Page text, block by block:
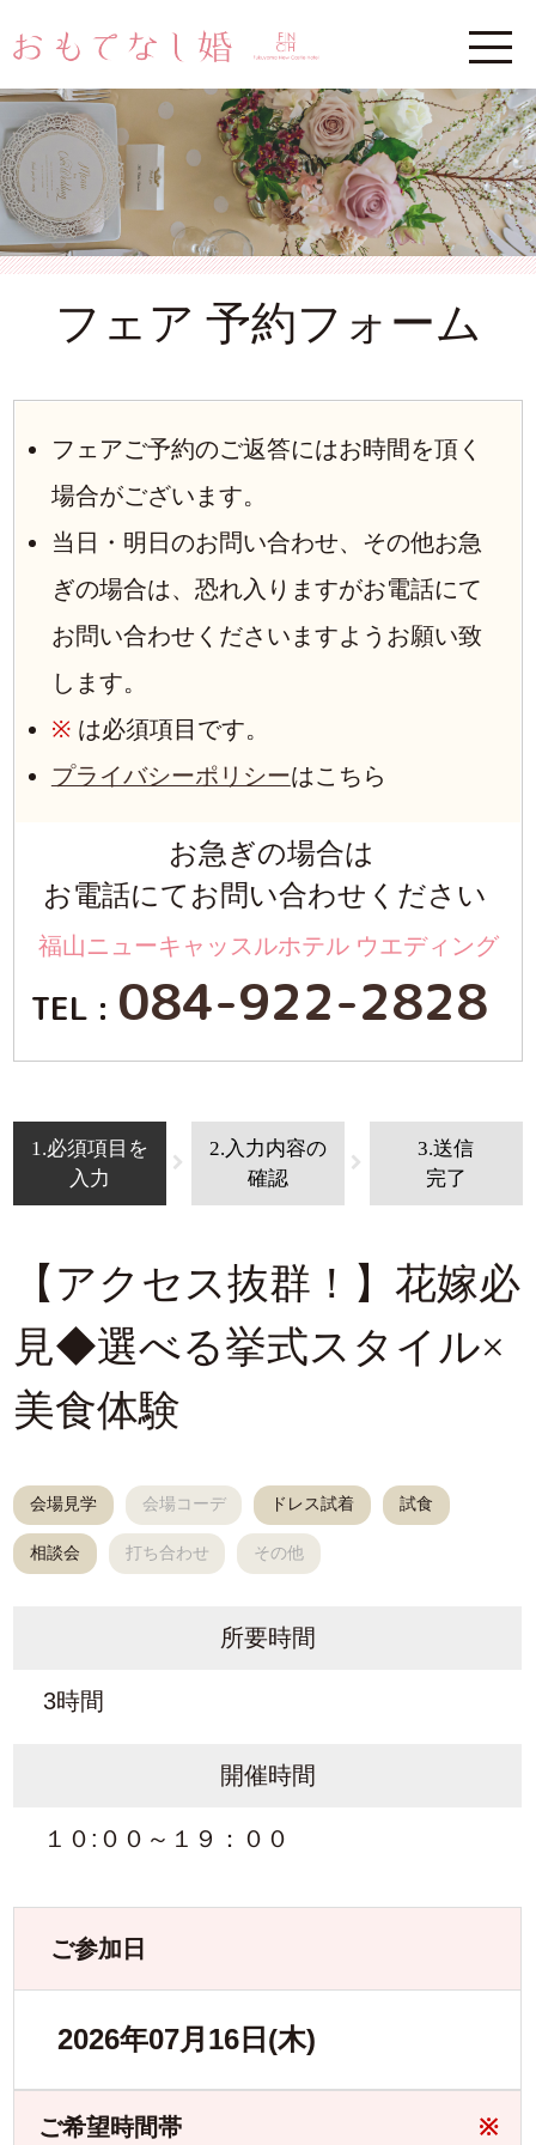
フェア 予約フォーム
フェアご予約のご返答にはお時間を頂く
場合がございます。
当日・明日のお問い合わせ、その他お急
ぎの場合は、恐れ入りますがお電話にて
お問い合わせくださいますようお願い致
します。
※ は必須項目です。
プライバシーポリシーはこちら
お急ぎの場合は
お電話にてお問い合わせください
福山ニューキャッスルホテル ウエディング
TEL : 084-922-2828
1.必須項目を
入力
2.入力内容の
確認
3.送信
完了
【アクセス抜群！】花嫁必
見◆選べる挙式スタイル×
美食体験
会場見学 会場コーデ ドレス試着 試食
相談会 打ち合わせ その他
所要時間
3時間
開催時間
１０:００～１９：００
ご参加日
2026年07月16日(木)
ご希望時間帯 ※